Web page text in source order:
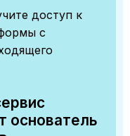
доступ к
с
основатель